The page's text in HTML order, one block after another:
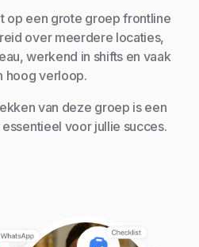
op een grote groep frontline
over meerdere locaties,
werkend in shifts en vaak
hoog verloop.
van deze groep is een
voor jullie succes.